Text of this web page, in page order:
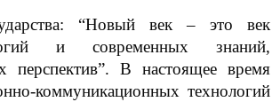
“Новый век – это век
и современных знаний,
В настоящее время
коммуникационных технологий